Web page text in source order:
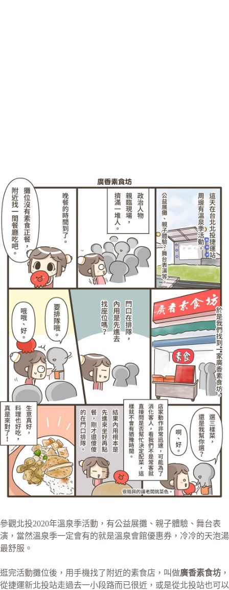
參觀北投2020年溫泉季活動，有公益展攤、親子體驗、舞台表
演，當然溫泉季一定會有的就是溫泉會館優惠券，冷冷的天泡湯
最舒服。
逛完活動攤位後，用手機找了附近的素食店，叫做廣香素食坊 ，
從捷運新北投站走過去一小段路而已很近，或是從北投站也可以